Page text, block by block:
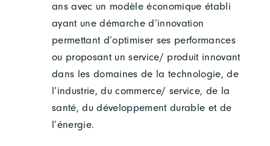
ans avec un modèle économique établi
ayant une démarche d’innovation
permettant d’optimiser ses performances
ou proposant un service/ produit innovant
dans les domaines de la technologie, de
l’industrie, du commerce/ service, de la
santé, du développement durable et de
l’énergie.